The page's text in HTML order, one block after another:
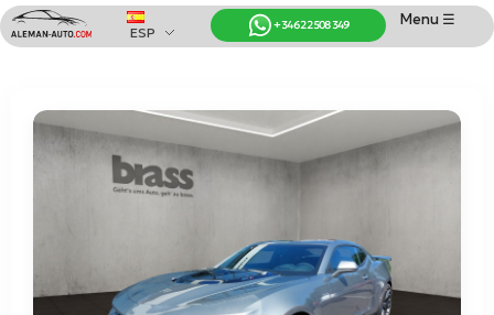
Coches de Alemania
Importación de Coches de Alemania
Menu ☰
+34 622 508 349
ESP